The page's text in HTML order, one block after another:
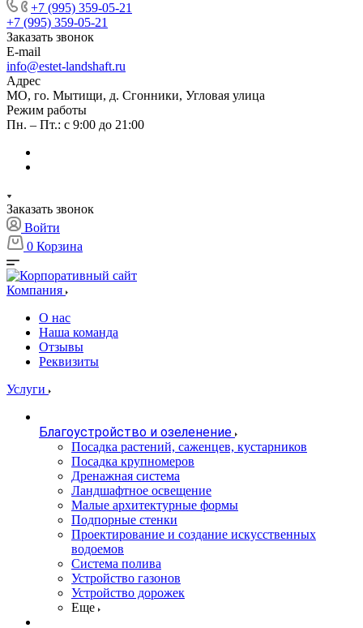
+7 (995) 359-05-21
+7 (995) 359-05-21
Заказать звонок
E-mail
info@estet-landshaft.ru
Адрес
МО, го. Мытищи, д. Сгонники, Угловая улица
Режим работы
Пн. – Пт.: с 9:00 до 21:00
Заказать звонок
Войти
0 Корзина
Компания
О нас
Наша команда
Отзывы
Реквизиты
Услуги
Благоустройство и озеленение
Посадка растений, саженцев, кустарников
Посадка крупномеров
Дренажная система
Ландшафтное освещение
Малые архитектурные формы
Подпорные стенки
Проектирование и создание искусственных
водоемов
Система полива
Устройство газонов
Устройство дорожек
Еще